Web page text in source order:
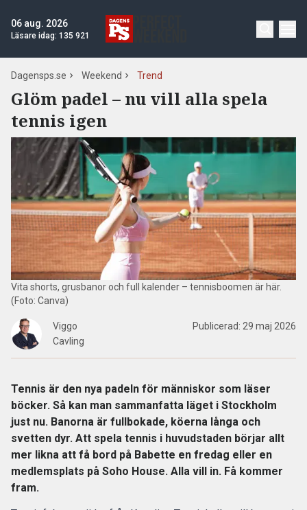
06 aug. 2026
Läsare idag: 135 921
Dagensps.se Weekend Trend
Glöm padel – nu vill alla spela
tennis igen
Vita shorts, grusbanor och full kalender – tennisboomen är här.
(Foto: Canva)
Viggo
Cavling
Publicerad: 29 maj 2026
Tennis är den nya padeln för människor som läser
böcker. Så kan man sammanfatta läget i Stockholm
just nu. Banorna är fullbokade, köerna långa och
svetten dyr. Att spela tennis i huvudstaden börjar allt
mer likna att få bord på Babette en fredag eller en
medlemsplats på Soho House. Alla vill in. Få kommer
fram.